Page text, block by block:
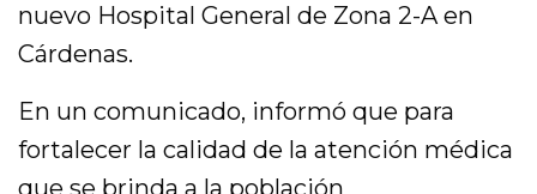
nuevo Hospital General de Zona 2-A en
Cárdenas.
En un comunicado, informó que para
fortalecer la calidad de la atención médica